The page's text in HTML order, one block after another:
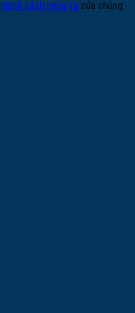
chính sách riêng tư của chúng